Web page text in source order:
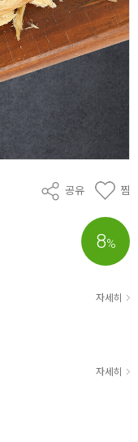
공유 찜
8%
자세히
자세히